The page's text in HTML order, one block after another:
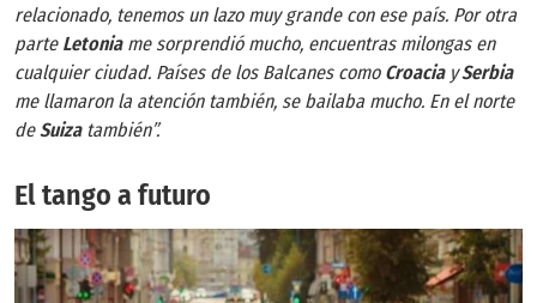
relacionado, tenemos un lazo muy grande con ese país. Por otra
parte Letoniame sorprendió mucho, encuentras milongas en
cualquier ciudad. Países de los Balcanes como CroaciaySerbia
me llamaron la atención también, se bailaba mucho. En el norte
deSuizatambién”.
El tango a futuro